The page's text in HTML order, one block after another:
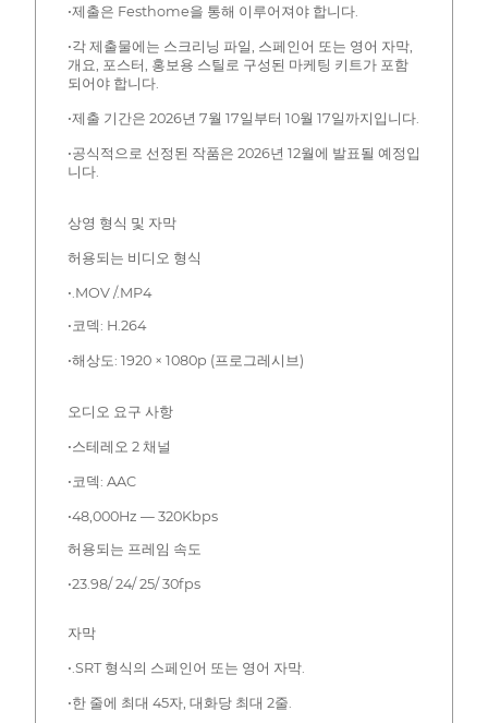
•제출은 Festhome을 통해 이루어져야 합니다.
•각 제출물에는 스크리닝 파일, 스페인어 또는 영어 자막,
개요, 포스터, 홍보용 스틸로 구성된 마케팅 키트가 포함
되어야 합니다.
•제출 기간은 2026년 7월 17일부터 10월 17일까지입니다.
•공식적으로 선정된 작품은 2026년 12월에 발표될 예정입
니다.
상영 형식 및 자막
허용되는 비디오 형식
•.MOV /.MP4
•코덱: H.264
•해상도: 1920 × 1080p (프로그레시브)
오디오 요구 사항
•스테레오 2 채널
•코덱: AAC
•48,000Hz — 320Kbps
허용되는 프레임 속도
•23.98/ 24/ 25/ 30fps
자막
•.SRT 형식의 스페인어 또는 영어 자막.
•한 줄에 최대 45자, 대화당 최대 2줄.